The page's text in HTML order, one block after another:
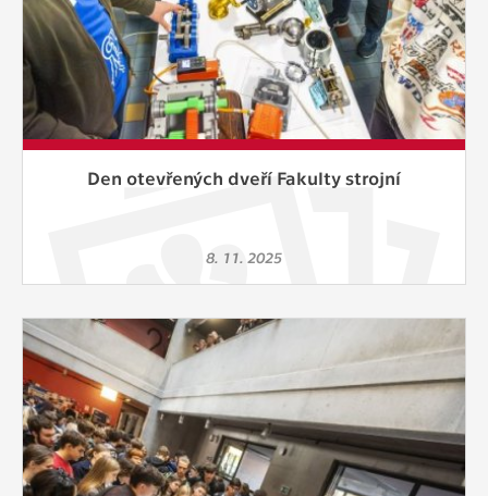
Den otevřených dveří Fakulty strojní
8. 11. 2025